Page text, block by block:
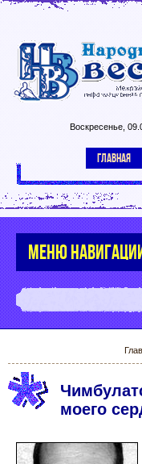
Воскресенье,
ГЛАВНАЯ
МЕНЮ
моего